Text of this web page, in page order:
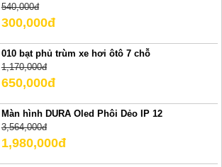
540,000đ
300,000đ
010 bạt phủ trùm xe hơi ôtô 7 chỗ
1,170,000đ
650,000đ
Màn hình DURA Oled Phôi Dẻo IP 12
3,564,000đ
1,980,000đ